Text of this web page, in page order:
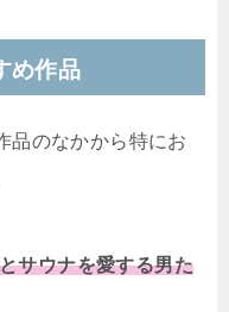
め作品
品のなかから特にお
サウナを愛する男た